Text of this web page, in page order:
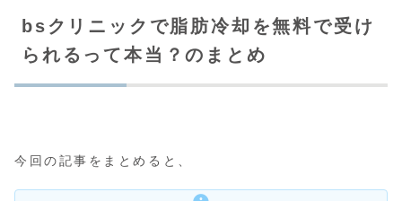
bsクリニックで脂肪冷却を無料で受け
られるって本当？のまとめ
今回の記事をまとめると、